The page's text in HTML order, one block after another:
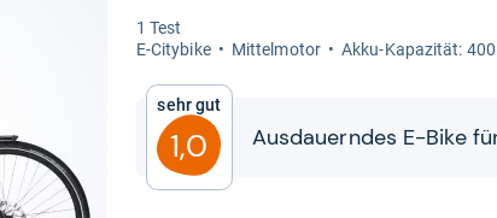
1 Test
E-​City­bike
Mit­tel­mo­tor Akku-​​Kapa­zi­tät: 400
Sehr gut
1,0 Aus­dau­ern­des E-​​Bike